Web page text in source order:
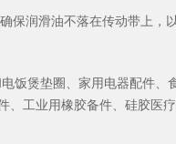
保润滑油不落在传动带上，
饭煲垫圈、家用电器配件、
工业用橡胶备件、硅胶医